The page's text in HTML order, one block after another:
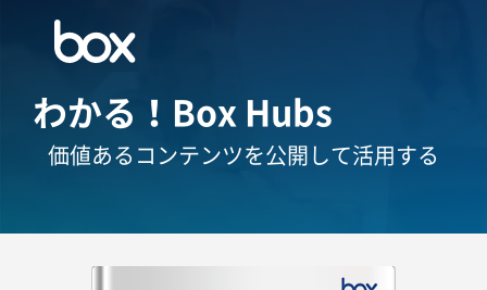
わかる！Box Hubs
価値あるコンテンツを公開して活用する